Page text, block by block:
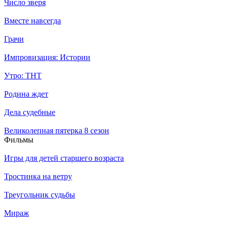
Число зверя
Вместе навсегда
Грачи
Импровизация: Истории
Утро: ТНТ
Родина ждет
Дела судебные
Великолепная пятерка 8 сезон
Филь­мы
Игры для детей старшего возраста
Тростинка на ветру
Треугольник судьбы
Мираж